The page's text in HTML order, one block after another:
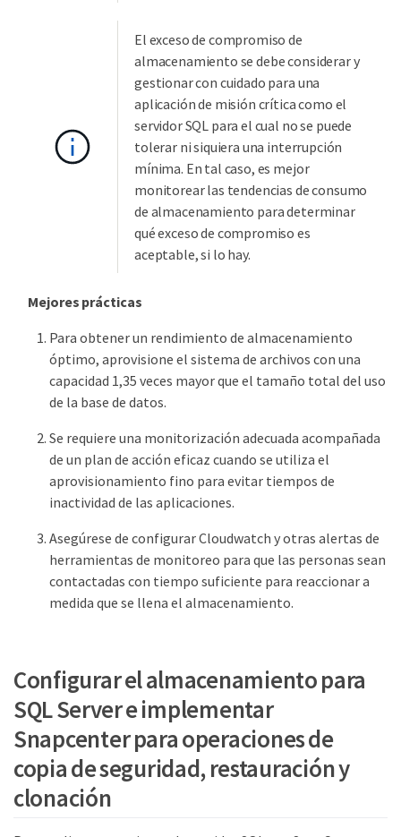
El exceso de compromiso de
almacenamiento se debe considerar y
gestionar con cuidado para una
aplicación de misión crítica como el
servidor SQL para el cual no se puede
tolerar ni siquiera una interrupción
mínima. En tal caso, es mejor
monitorear las tendencias de consumo
de almacenamiento para determinar
qué exceso de compromiso es
aceptable, si lo hay.
Mejores prácticas
Para obtener un rendimiento de almacenamiento
óptimo, aprovisione el sistema de archivos con una
capacidad 1,35 veces mayor que el tamaño total del uso
de la base de datos.
Se requiere una monitorización adecuada acompañada
de un plan de acción eficaz cuando se utiliza el
aprovisionamiento fino para evitar tiempos de
inactividad de las aplicaciones.
Asegúrese de configurar Cloudwatch y otras alertas de
herramientas de monitoreo para que las personas sean
contactadas con tiempo suficiente para reaccionar a
medida que se llena el almacenamiento.
Configurar el almacenamiento para
SQL Server e implementar
Snapcenter para operaciones de
copia de seguridad, restauración y
clonación